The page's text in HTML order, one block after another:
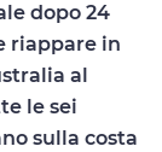
dopo 24
riappare in
al
le sei
sulla costa